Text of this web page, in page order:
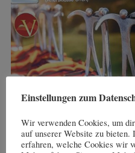
Einstellungen zum
Wir verwenden Cookies, um
auf unserer Website zu bieten.
erfahren, welche Cookies wir